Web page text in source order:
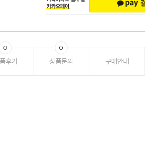
후기
0
상품문의
0
구매안내